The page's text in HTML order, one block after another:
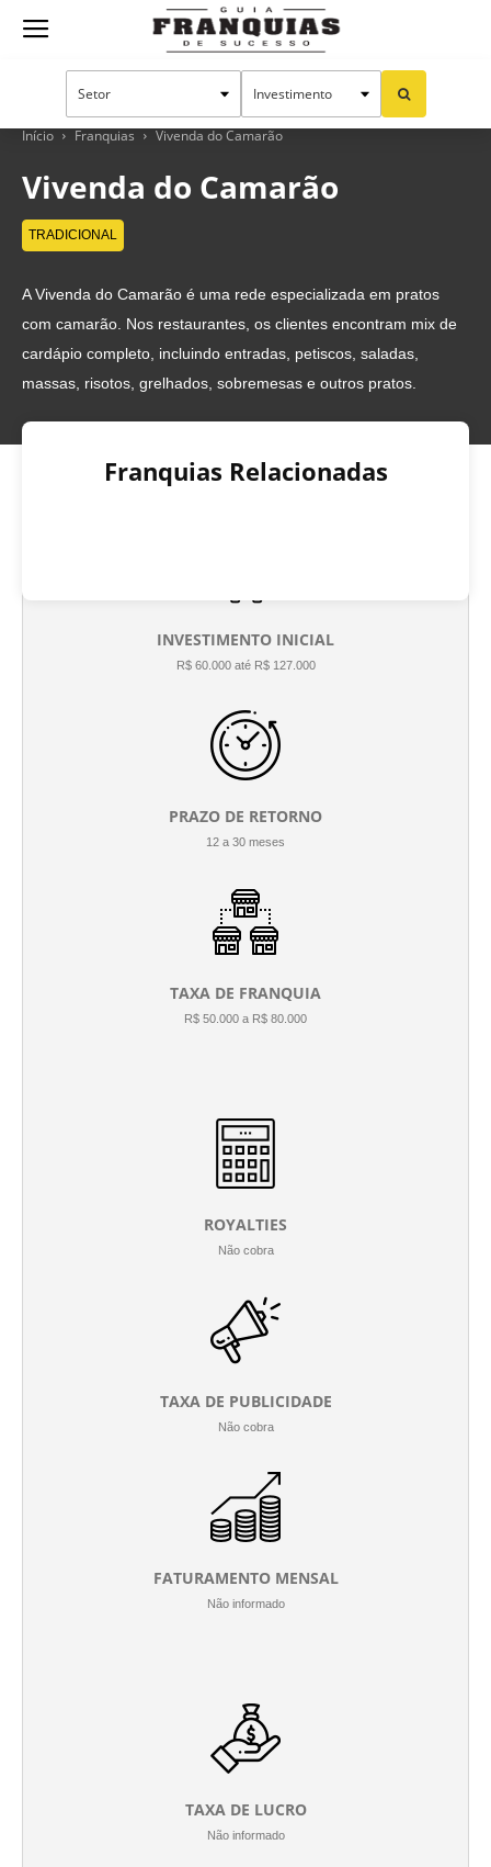
Guia
Franquias
Sucesso
Início Franquias Vivenda do Camarão
Vivenda do Camarão
TRADICIONAL
A Vivenda do Camarão é uma rede especializada em pratos
com camarão. Nos restaurantes, os clientes encontram mix de
cardápio completo, incluindo entradas, petiscos, saladas,
massas, risotos, grelhados, sobremesas e outros pratos.
Franquias Relacionadas
INVESTIMENTO INICIAL
R$ 60.000 até R$ 127.000
PRAZO DE RETORNO
12 a 30 meses
TAXA DE FRANQUIA
R$ 50.000 a R$ 80.000
ROYALTIES
Não cobra
TAXA DE PUBLICIDADE
Não cobra
FATURAMENTO MENSAL
Não informado
TAXA DE LUCRO
Não informado